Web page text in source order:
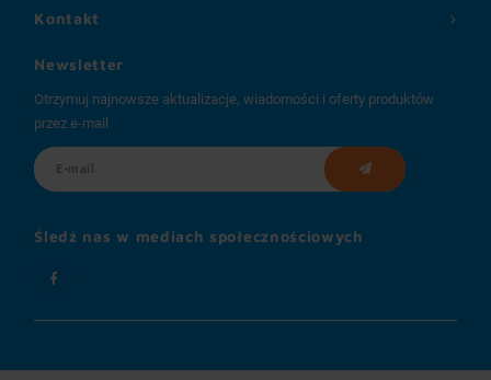
Kontakt
Newsletter
Otrzymuj najnowsze aktualizacje, wiadomości i oferty produktów
przez e-mail
Śledź nas w mediach społecznościowych